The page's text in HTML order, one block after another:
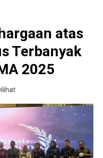
atas
Terbanyak
2025